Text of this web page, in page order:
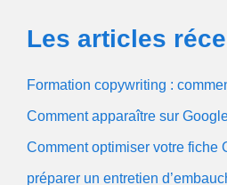
Les articles
Formation copywriting :
Comment apparaître sur
Comment optimiser votre fiche
préparer un entretien